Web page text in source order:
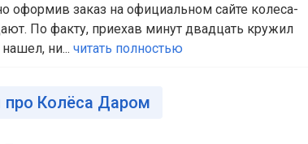
оформив заказ на официальном сайте колеса-
По факту, приехав минут двадцать кружил
ни... читать полностью
Колёса Даром